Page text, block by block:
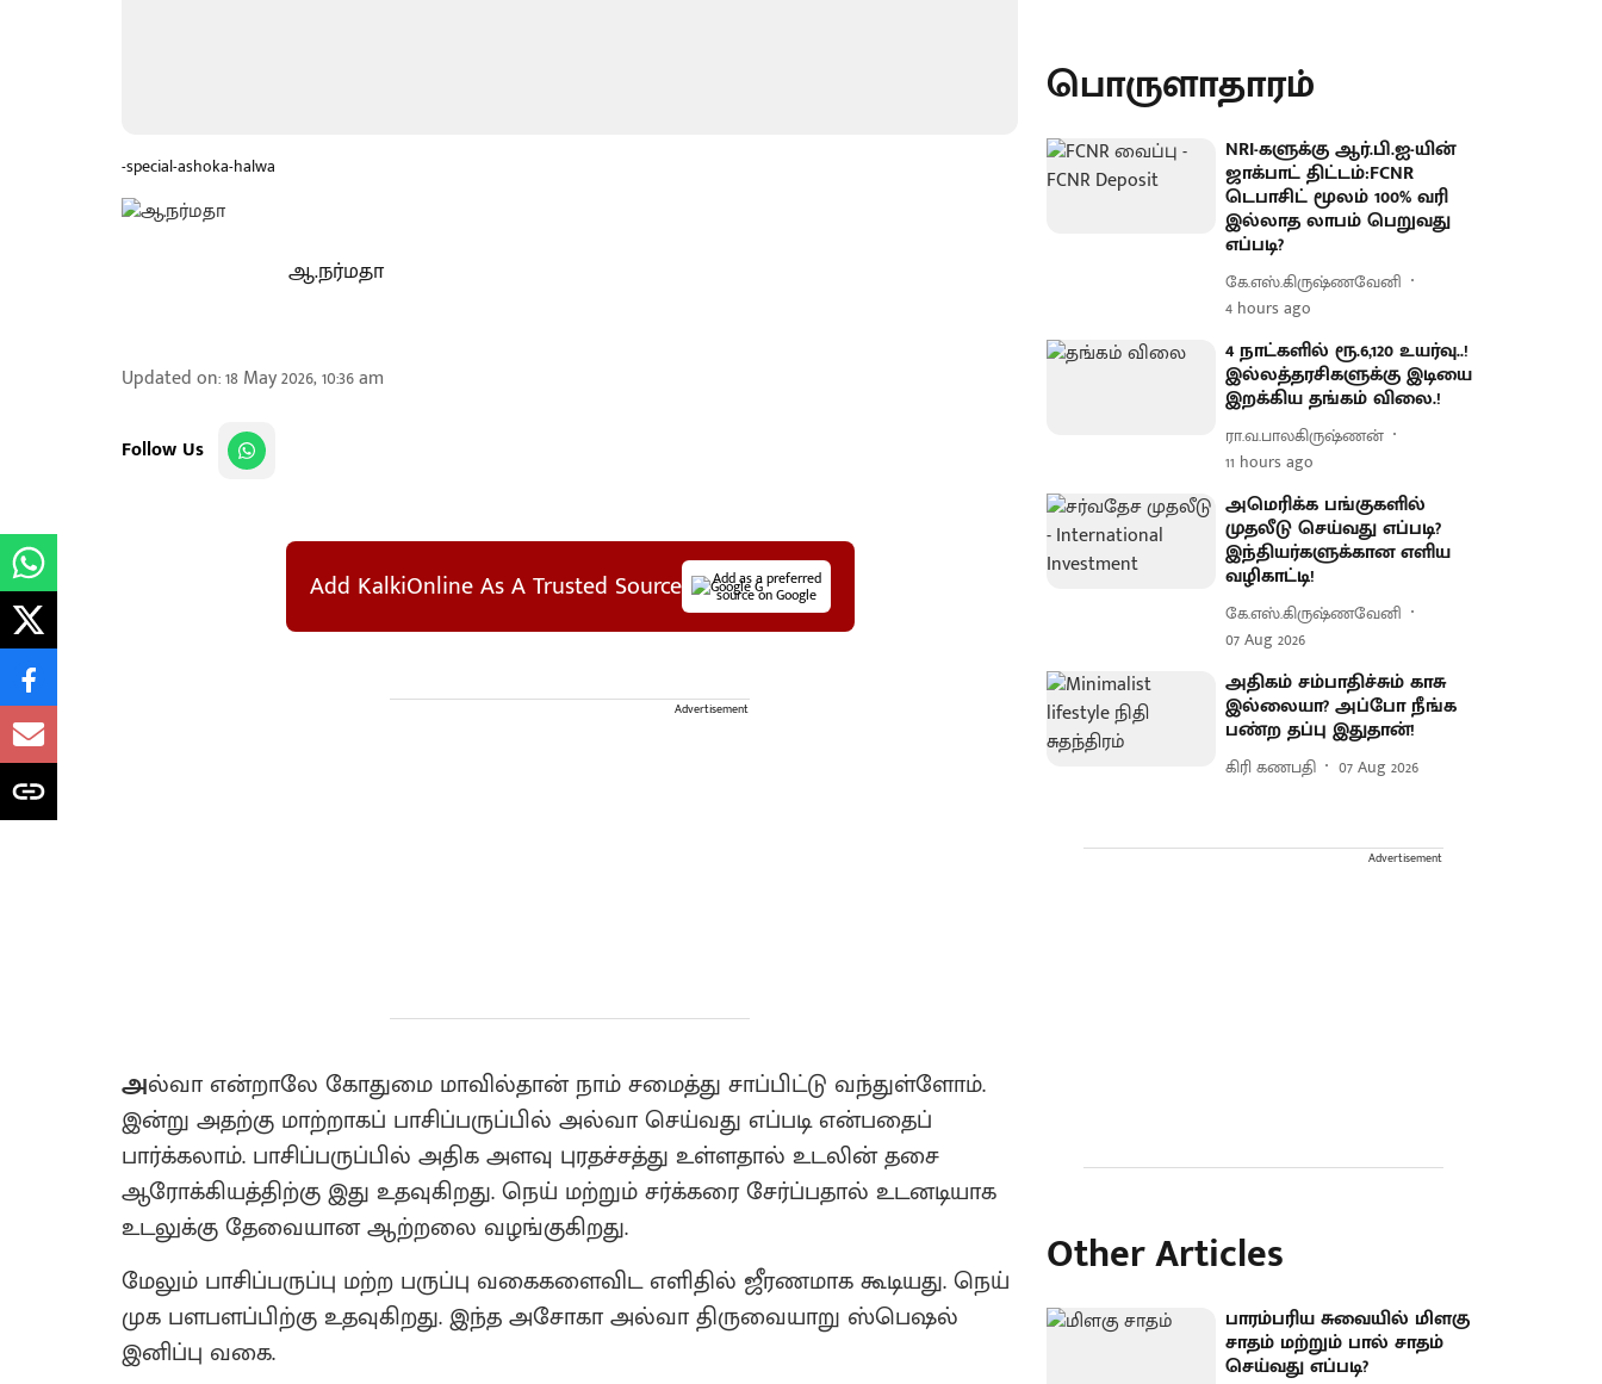
-special-ashoka-halwa
ஆ.நர்மதா
Updated on:18 May 2026, 10:36 am
Follow Us
Add KalkiOnline As A Trusted Source Add as a preferred
source on Google
Advertisement
அல்வா என்றாலே கோதுமை மாவில்தான் நாம் சமைத்து சாப்பிட்டு வந்துள்ளோம்.
இன்று அதற்கு மாற்றாகப் பாசிப்பருப்பில் அல்வா செய்வது எப்படி என்பதைப்
பார்க்கலாம். பாசிப்பருப்பில் அதிக அளவு புரதச்சத்து உள்ளதால் உடலின் தசை
ஆரோக்கியத்திற்கு இது உதவுகிறது. நெய் மற்றும் சர்க்கரை சேர்ப்பதால் உடனடியாக
உடலுக்கு தேவையான ஆற்றலை வழங்குகிறது.
மேலும் பாசிப்பருப்பு மற்ற பருப்பு வகைகளைவிட எளிதில் ஜீரணமாக கூடியது. நெய்
முக பளபளப்பிற்கு உதவுகிறது. இந்த அசோகா அல்வா திருவையாறு ஸ்பெஷல்
இனிப்பு வகை.
பொருளாதாரம்
NRI-களுக்கு ஆர்.பி.ஐ-யின்
ஜாக்பாட் திட்டம்:FCNR
டெபாசிட் மூலம் 100% வரி
இல்லாத லாபம் பெறுவது
எப்படி?
கே.எஸ்.கிருஷ்ணவேனி
4 hours ago
4 நாட்களில் ரூ.6,120 உயர்வு..!
இல்லத்தரசிகளுக்கு இடியை
இறக்கிய தங்கம் விலை.!
ரா.வ.பாலகிருஷ்ணன்
11 hours ago
அமெரிக்க பங்குகளில்
முதலீடு செய்வது எப்படி?
இந்தியர்களுக்கான எளிய
வழிகாட்டி!
கே.எஸ்.கிருஷ்ணவேனி
07 Aug 2026
அதிகம் சம்பாதிச்சும் காசு
இல்லையா? அப்போ நீங்க
பண்ற தப்பு இதுதான்!
கிரி கணபதி 07 Aug 2026
Advertisement
Other Articles
பாரம்பரிய சுவையில் மிளகு
சாதம் மற்றும் பால் சாதம்
செய்வது எப்படி?